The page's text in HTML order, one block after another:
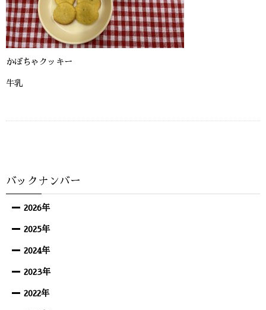
かぼちゃクッキー
牛乳
バックナンバー
2026年
2025年
2024年
2023年
2022年